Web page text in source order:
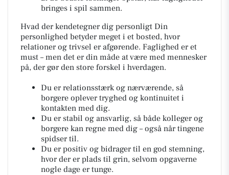
bringes i spil sammen.
Hvad der kendetegner dig personligt Din
personlighed betyder meget i et bosted, hvor
relationer og trivsel er afgørende. Faglighed er et
must – men det er din måde at være med mennesker
på, der gør den store forskel i hverdagen.
Du er relationsstærk og nærværende, så
borgere oplever tryghed og kontinuitet i
kontakten med dig.
Du er stabil og ansvarlig, så både kolleger og
borgere kan regne med dig – også når tingene
spidser til.
Du er positiv og bidrager til en god stemning,
hvor der er plads til grin, selvom opgaverne
nogle dage er tunge.